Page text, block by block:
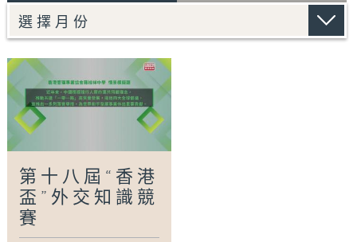
第十八屆“香港
盃”外交知識競
賽